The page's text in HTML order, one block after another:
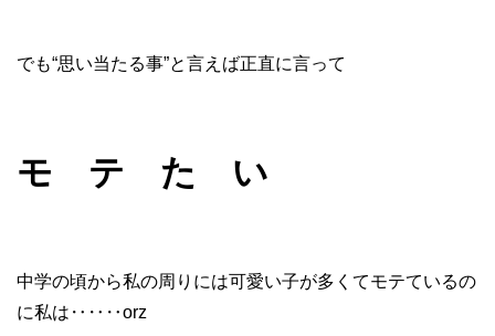
でも“思い当たる事”と言えば正直に言って
モ テ た い
中学の頃から私の周りには可愛い子が多くてモテているの
に私は‥‥‥orz